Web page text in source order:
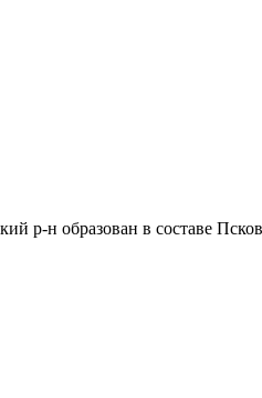
р-н образован в составе